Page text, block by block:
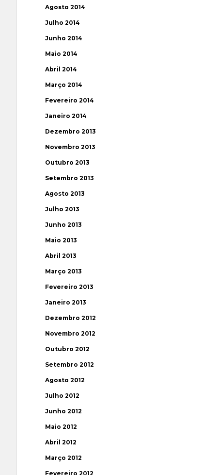
Agosto 2014
Julho 2014
Junho 2014
Maio 2014
Abril 2014
Março 2014
Fevereiro 2014
Janeiro 2014
Dezembro 2013
Novembro 2013
Outubro 2013
Setembro 2013
Agosto 2013
Julho 2013
Junho 2013
Maio 2013
Abril 2013
Março 2013
Fevereiro 2013
Janeiro 2013
Dezembro 2012
Novembro 2012
Outubro 2012
Setembro 2012
Agosto 2012
Julho 2012
Junho 2012
Maio 2012
Abril 2012
Março 2012
Fevereiro 2012